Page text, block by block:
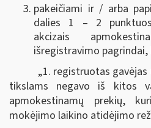
pakeičiami ir / arba
dalies 1 – 2
akcizais
išregistravimo
„1. registruotas
tikslams negavo iš kitos
apmokestinamų prekių,
mokėjimo laikino atidėjimo